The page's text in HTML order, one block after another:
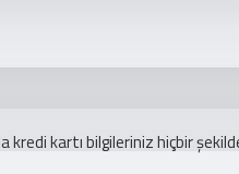
kartı bilgileriniz hiçbir